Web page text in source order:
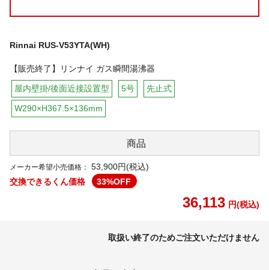
Rinnai RUS-V53YTA(WH)
【販売終了】リンナイ ガス瞬間湯沸器
屋内壁掛/後面近接設置型 5号 先止式
W290×H367.5×136mm
商品
メーカー希望小売価格：
53,900円(税込)
交換できるくん価格
33%OFF
36,113 円(税込)
取扱い終了のためご注文いただけません